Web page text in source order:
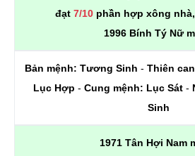
đạt 7/10phần hợp xông
1996 Bính Tý Nữ
Bản mệnh: Tương Sinh - Thiên
Lục Hợp - Cung mệnh: Lục Sát -
Sinh
1971 Tân Hợi Nam